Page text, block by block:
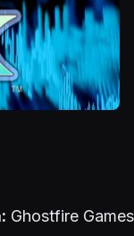
Ghostfire Games